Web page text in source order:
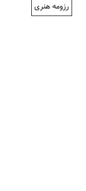
رزومه هنری